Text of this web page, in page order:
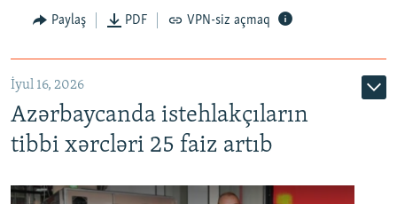
Paylaş PDF VPN-siz açmaq
İyul 16, 2026
Azərbaycanda istehlakçıların
tibbi xərcləri 25 faiz artıb